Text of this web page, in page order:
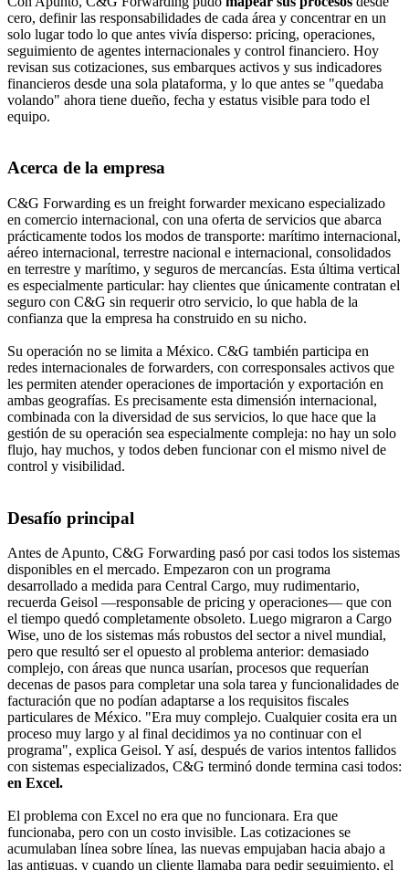
cero, definir las responsabilidades de cada área y concentrar en un
solo lugar todo lo que antes vivía disperso: pricing, operaciones,
seguimiento de agentes internacionales y control financiero. Hoy
revisan sus cotizaciones, sus embarques activos y sus indicadores
financieros desde una sola plataforma, y lo que antes se "quedaba
volando" ahora tiene dueño, fecha y estatus visible para todo el
equipo.
Acerca de la empresa
C&G Forwarding es un freight forwarder mexicano especializado
en comercio internacional, con una oferta de servicios que abarca
prácticamente todos los modos de transporte: marítimo internacional,
aéreo internacional, terrestre nacional e internacional, consolidados
en terrestre y marítimo, y seguros de mercancías. Esta última vertical
es especialmente particular: hay clientes que únicamente contratan el
seguro con C&G sin requerir otro servicio, lo que habla de la
confianza que la empresa ha construido en su nicho.
Su operación no se limita a México. C&G también participa en
redes internacionales de forwarders, con corresponsales activos que
les permiten atender operaciones de importación y exportación en
ambas geografías. Es precisamente esta dimensión internacional,
combinada con la diversidad de sus servicios, lo que hace que la
gestión de su operación sea especialmente compleja: no hay un solo
flujo, hay muchos, y todos deben funcionar con el mismo nivel de
control y visibilidad.
Desafío principal
Antes de Apunto, C&G Forwarding pasó por casi todos los sistemas
disponibles en el mercado. Empezaron con un programa
desarrollado a medida para Central Cargo, muy rudimentario,
recuerda Geisol —responsable de pricing y operaciones— que con
el tiempo quedó completamente obsoleto. Luego migraron a Cargo
Wise, uno de los sistemas más robustos del sector a nivel mundial,
pero que resultó ser el opuesto al problema anterior: demasiado
complejo, con áreas que nunca usarían, procesos que requerían
decenas de pasos para completar una sola tarea y funcionalidades de
facturación que no podían adaptarse a los requisitos fiscales
particulares de México. "Era muy complejo. Cualquier cosita era un
proceso muy largo y al final decidimos ya no continuar con el
programa", explica Geisol. Y así, después de varios intentos fallidos
con sistemas especializados, C&G terminó donde termina casi todos:
en Excel.
El problema con Excel no era que no funcionara. Era que
funcionaba, pero con un costo invisible. Las cotizaciones se
acumulaban línea sobre línea, las nuevas empujaban hacia abajo a
las antiguas, y cuando un cliente llamaba para pedir seguimiento, el